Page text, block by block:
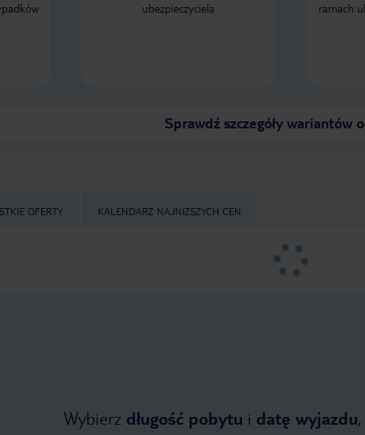
ubezpieczyciela
ramach
Sprawdź szczegóły wariantów
OFERTY KALENDARZ NAJNIŻSZYCH CEN
Wybierz długość pobytu i datę wyjazdu